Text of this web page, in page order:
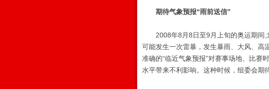
期待气象预报“雨前送信”
2008年8月8日至9月上旬的奥运期间,
可能发生一次雷暴，发生暴雨、大风、高
准确的“临近气象预报”对赛事场地、比赛
水平带来不利影响。这种时候，组委会期